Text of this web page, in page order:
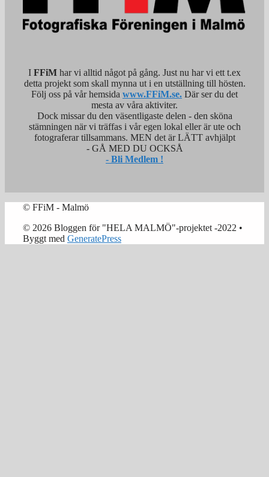
I FFiM har vi alltid något på gång. Just nu har vi ett t.ex
detta projekt som skall mynna ut i en utställning till hösten.
Följ oss på vår hemsida www.FFiM.se. Där ser du det
mesta av våra aktiviter.
Dock missar du den väsentligaste delen - den sköna
stämningen när vi träffas i vår egen lokal eller är ute och
fotograferar tillsammans. MEN det är LÄTT avhjälpt
- GÅ MED DU OCKSÅ
- Bli Medlem !
© FFiM - Malmö
© 2026 Bloggen för "HELA MALMÖ"-projektet -2022 •
Byggt med GeneratePress